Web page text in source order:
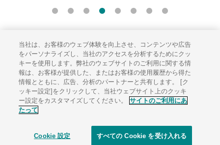
サイトのご利用にあたって
ソーシャルメディアポリシー
個人情報保護方針
サイトマップ
2026 KUBOTA Corporation.
当社は、お客様のウェブ体験を向上させ、コンテンツや広告
をパーソナライズし、当社のアクセスを分析するためにクッ
キーを使用します。弊社のウェブサイトのご利用に関する情
報は、お客様が提供した、またはお客様の使用履歴から得た
情報とともに、広告、分析のパートナーと共有します。 [ク
ッキー設定]をクリックして、当社ウェブサイト上のクッキ
ー設定をカスタマイズしてください。
サイトのご利用にあ
たって
Cookie 設定 すべての Cookie を受け入れる